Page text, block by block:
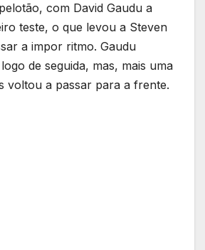
com David Gaudu a
teste, o que levou a Steven
a impor ritmo. Gaudu
de seguida, mas, mais uma
voltou a passar para a frente.